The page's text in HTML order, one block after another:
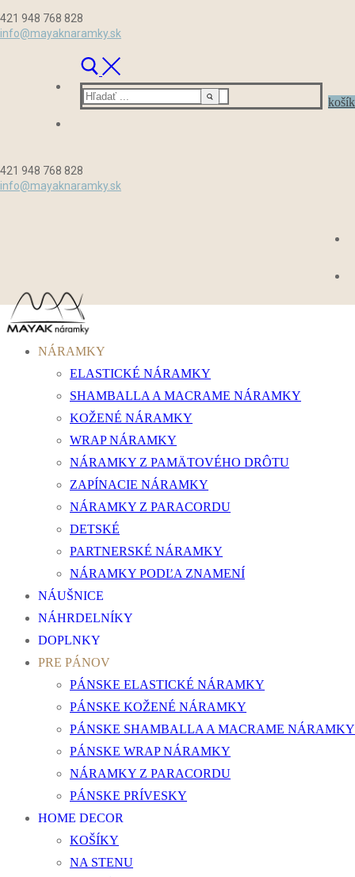
na
421 948 768 828
info@mayaknaramky.sk
Hľadať:
košík
421 948 768 828
info@mayaknaramky.sk
NÁRAMKY
ELASTICKÉ NÁRAMKY
SHAMBALLA A MACRAME NÁRAMKY
KOŽENÉ NÁRAMKY
WRAP NÁRAMKY
NÁRAMKY Z PAMÄTOVÉHO DRÔTU
ZAPÍNACIE NÁRAMKY
NÁRAMKY Z PARACORDU
DETSKÉ
PARTNERSKÉ NÁRAMKY
NÁRAMKY PODĽA ZNAMENÍ
NÁUŠNICE
NÁHRDELNÍKY
DOPLNKY
PRE PÁNOV
PÁNSKE ELASTICKÉ NÁRAMKY
PÁNSKE KOŽENÉ NÁRAMKY
PÁNSKE SHAMBALLA A MACRAME NÁRAMKY
PÁNSKE WRAP NÁRAMKY
NÁRAMKY Z PARACORDU
PÁNSKE PRÍVESKY
HOME DECOR
KOŠÍKY
NA STENU